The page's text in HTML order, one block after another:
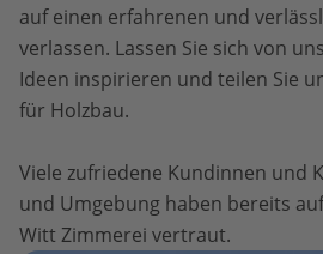
auf einen erfahrenen und
verlassen. Lassen Sie sich von
Ideen inspirieren und teilen Sie
für Holzbau.
Viele zufriedene Kundinnen und
und Umgebung haben bereits
Witt Zimmerei vertraut.